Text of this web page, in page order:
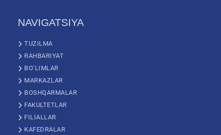
NAVIGATSIYA
TUZILMA
RAHBARIYAT
BO’LIMLAR
MARKAZLAR
BOSHQARMALAR
FAKULTETLAR
FILIALLAR
KAFEDRALAR